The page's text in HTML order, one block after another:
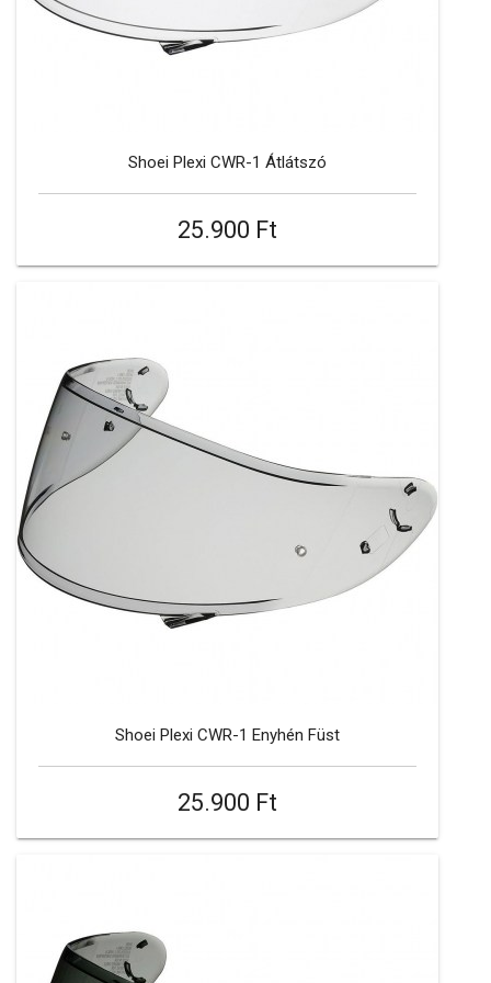
Shoei Plexi CWR-1 Átlátszó
25.900 Ft
Shoei Plexi CWR-1 Enyhén Füst
25.900 Ft